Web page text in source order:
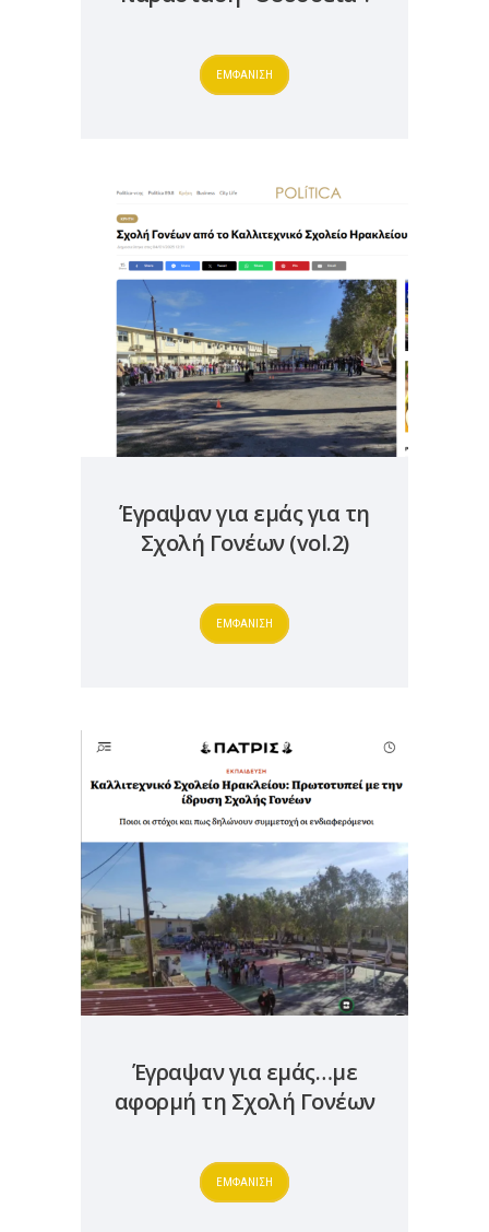
ΕΜΦΑΝΙΣΗ
Έγραψαν για εμάς για τη
Σχολή Γονέων (vol.2)
ΕΜΦΑΝΙΣΗ
Έγραψαν για εμάς…με
αφορμή τη Σχολή Γονέων
ΕΜΦΑΝΙΣΗ